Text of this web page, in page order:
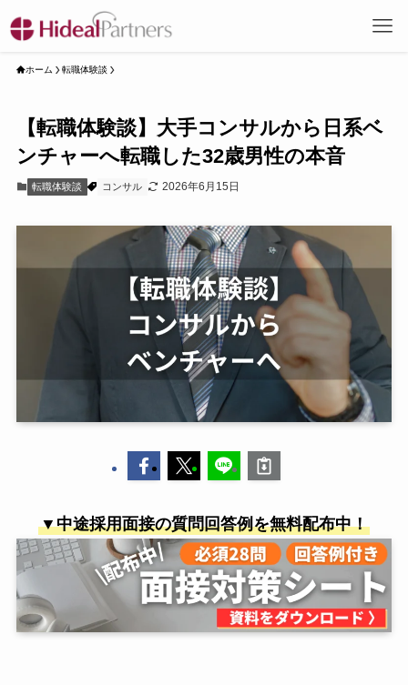
ホーム 転職体験談
【転職体験談】大手コンサルから日系ベ
ンチャーへ転職した32歳男性の本音
転職体験談 コンサル 2026年6月15日
▼中途採用面接の質問回答例を無料配布中！